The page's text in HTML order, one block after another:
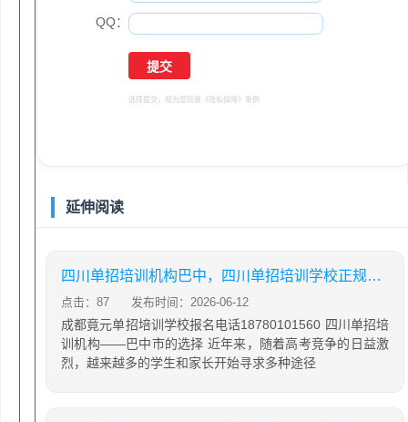
QQ：
选择提交，视为您同意 《隐私保障》 条例
延伸阅读
四川单招培训机构巴中，四川单招培训学校正规学校
点击：87 发布时间：2026-06-12
成都竟元单招培训学校报名电话18780101560 四川单招培
训机构——巴中市的选择 近年来，随着高考竞争的日益激
烈，越来越多的学生和家长开始寻求多种途径